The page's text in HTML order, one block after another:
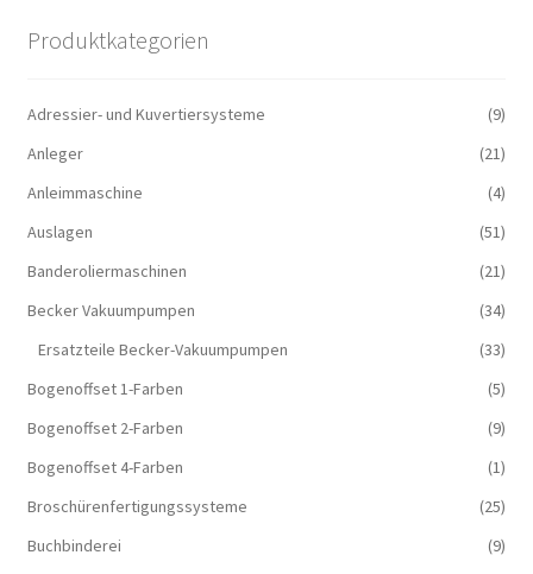
Produktkategorien
Adressier- und Kuvertiersysteme
(9)
Anleger
(21)
Anleimmaschine
(4)
Auslagen
(51)
Banderoliermaschinen
(21)
Becker Vakuumpumpen
(34)
Ersatzteile Becker-Vakuumpumpen
(33)
Bogenoffset 1-Farben
(5)
Bogenoffset 2-Farben
(9)
Bogenoffset 4-Farben
(1)
Broschürenfertigungssysteme
(25)
Buchbinderei
(9)